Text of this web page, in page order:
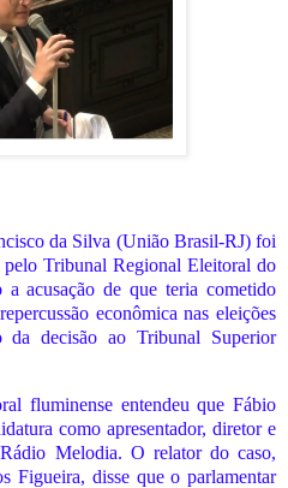
da Silva (União Brasil-RJ) foi
pelo Tribunal Regional Eleitoral do
acusação de que teria cometido
econômica nas eleições
decisão ao Tribunal Superior
fluminense entendeu que Fábio
como apresentador, diretor e
Melodia. O relator do caso,
Figueira, disse que o parlamentar